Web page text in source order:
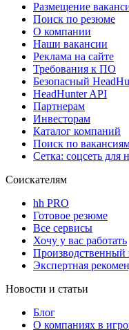
Размещение
Поиск по резюме
О компании
Наши вакансии
Реклама на сайте
Требования к ПО
Безопасный
HeadHunter API
Партнерам
Инвесторам
Каталог компаний
Поиск по
Сетка: соцсеть для
Соискателям
hh PRO
Готовое резюме
Все сервисы
Хочу у вас работать
Производственный
Экспертная
Новости и статьи
Блог
О компаниях в